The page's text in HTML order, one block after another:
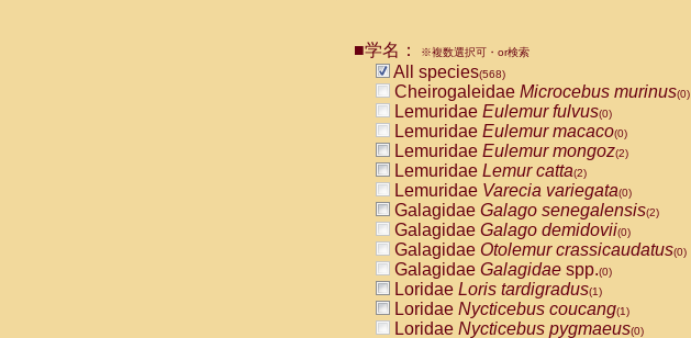
■学名： ※複数選択可・or検索
All species(568)
Cheirogaleidae Microcebus murinus(0)
Lemuridae Eulemur fulvus(0)
Lemuridae Eulemur macaco(0)
Lemuridae Eulemur mongoz(2)
Lemuridae Lemur catta(2)
Lemuridae Varecia variegata(0)
Galagidae Galago senegalensis(2)
Galagidae Galago demidovii(0)
Galagidae Otolemur crassicaudatus(0)
Galagidae Galagidae spp.(0)
Loridae Loris tardigradus(1)
Loridae Nycticebus coucang(1)
Loridae Nycticebus pygmaeus(0)